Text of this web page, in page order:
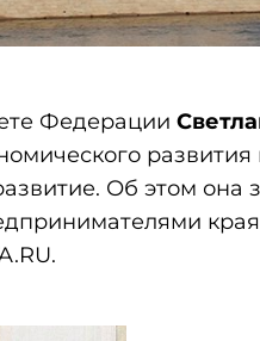
Федерации
Об этом она